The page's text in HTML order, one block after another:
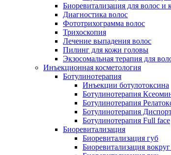
Биоревитализация для волос и
Диагностика волос
Фототрихограмма волос
Трихоскопия
Лечение выпадения волос
Пилинг для кожи головы
Экзосомальная терапия для
Инъекционная косметология
Ботулинотерапия
Инъекции ботулотоксина
Ботулинотерапия
Ботулинотерапия
Ботулинотерапия
Ботулинотерапия Full face
Биоревитализация
Биоревитализация губ
Биоревитализация вокруг